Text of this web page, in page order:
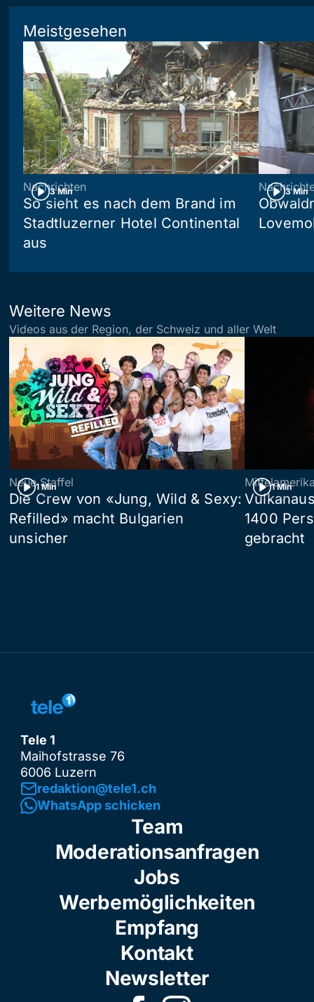
Meistgesehen
3 Min
Nachrichten
So sieht es nach dem Brand im
Stadtluzerner Hotel Continental
aus
3 Min
Weitere News
Videos aus der Region, der Schweiz und aller Welt
1 Min
Neue Staffel
Die Crew von «Jung, Wild & Sexy:
Refilled» macht Bulgarien
unsicher
1 Min
1400
gebracht
Tele 1
Maihofstrasse 76
6006 Luzern
redaktion@tele1.ch
WhatsApp schicken
Team
Moderationsanfragen
Jobs
Werbemöglichkeiten
Empfang
Kontakt
Newsletter